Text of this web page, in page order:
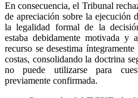
En consecuencia, el Tribunal
de apreciación sobre la ejecución
la legalidad formal de la
estaba debidamente motivada y
recurso se desestima
costas, consolidando la doctrina
no puede utilizarse para
previamente confirmada.